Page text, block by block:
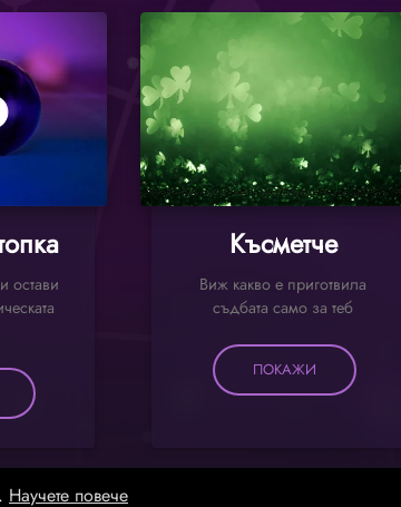
Научете повече
остави
Късметче
Виж какво е приготвила
съдбата само за теб
ПОКАЖИ